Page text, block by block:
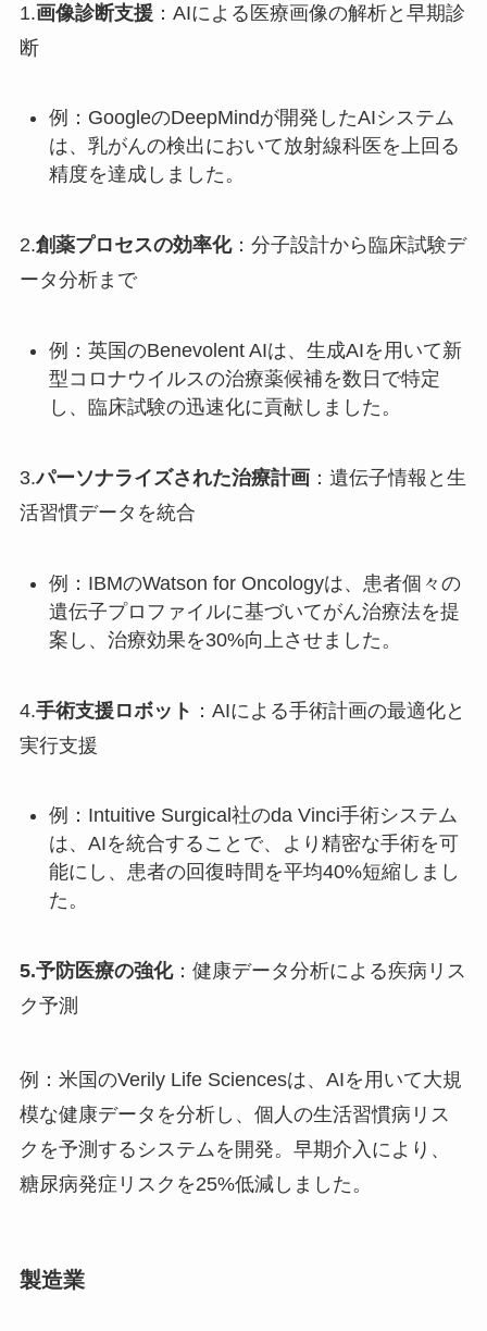
1.画像診断支援 ：AIによる医療画像の解析と早期診
断
例：GoogleのDeepMindが開発したAIシステム
は、乳がんの検出において放射線科医を上回る
精度を達成しました。
2.創薬プロセスの効率化：分子設計から臨床試験デ
ータ分析まで
例：英国のBenevolent AIは、生成AIを用いて新
型コロナウイルスの治療薬候補を数日で特定
し、臨床試験の迅速化に貢献しました。
3.パーソナライズされた治療計画：遺伝子情報と生
活習慣データを統合
例：IBMのWatson for Oncologyは、患者個々の
遺伝子プロファイルに基づいてがん治療法を提
案し、治療効果を30%向上させました。
4.手術支援ロボット ：AIによる手術計画の最適化と
実行支援
例：Intuitive Surgical社のda Vinci手術システム
は、AIを統合することで、より精密な手術を可
能にし、患者の回復時間を平均40%短縮しまし
た。
5.予防医療の強化：健康データ分析による疾病リス
ク予測
例：米国のVerily Life Sciencesは、AIを用いて大規
模な健康データを分析し、個人の生活習慣病リス
クを予測するシステムを開発。早期介入により、
糖尿病発症リスクを25%低減しました。
製造業